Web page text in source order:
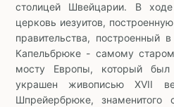
столицей Швейцарии. В
церковь иезуитов,
правительства, построенный
Капельбрюке - самому
мосту Европы, который
украшен живописью XVII
Шпрейербрюке, знаменитого